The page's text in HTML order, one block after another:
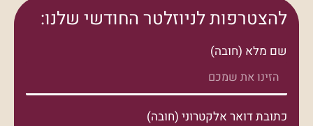
להצטרפות לניוזלטר החודשי שלנו:
שם מלא (חובה)
כתובת דואר אלקטרוני (חובה)